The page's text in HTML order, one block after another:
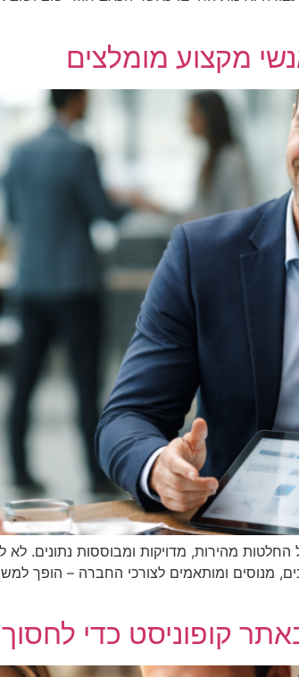
מקצוע מומלצים
מהירות, מדויקות ומבוססות נתונים. לא
מנוסים ומותאמים לצורכי החברה – הופך
קופוניסט כדי לחסוך